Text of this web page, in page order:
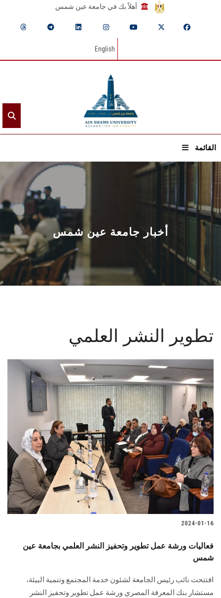
أهلاً بك في جامعة عين شمس
English
القائمة
الرئيسيـة
عن الجامعة
القطاعـات
الشئون الأكاديمية
البحث العلمي
الأنظمة الذكية
تواصل معنا
الطلاب
هيئة التدريس
الدراسات العليا
الزائـرون
أخبار جامعة عين شمس
تطوير النشر العلمي
2024-01-16
فعاليات ورشة عمل تطوير وتحفيز النشر العلمي بجامعة عين
شمس
افتتحت نائب رئيس الجامعة لشئون خدمة المجتمع وتنمية البيئة،
مستشار بنك المعرفة المصري ورشة عمل تطوير وتحفيز النشر